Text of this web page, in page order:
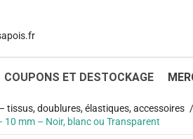
COUPONS ET DESTOCKAGE
tissus, doublures, élastiques, accessoires
mm – Noir, blanc ou Transparent